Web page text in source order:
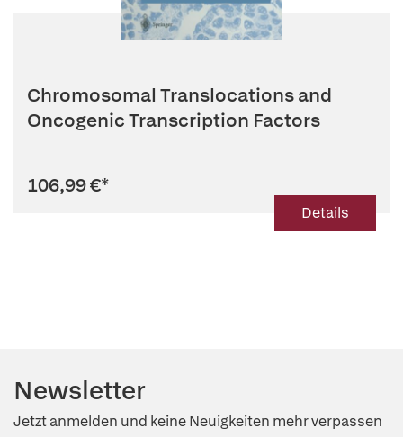
Chromosomal Translocations and
Oncogenic Transcription Factors
106,99 €*
Details
Newsletter
Jetzt anmelden und keine Neuigkeiten mehr verpassen